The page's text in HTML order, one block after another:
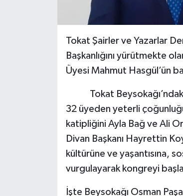
Tokat Şairler ve Yazarlar
Başkanlığını yürütmekte
Üyesi Mahmut Hasgül’ün
Tokat Beysokağı’ndaki
32 üyeden yeterli
katipliğini Ayla Bağ ve Ali
Divan Başkanı Hayrettin
kültürüne ve yaşantısına,
vurgulayarak kongreyi
İşte Beysokağı Osman